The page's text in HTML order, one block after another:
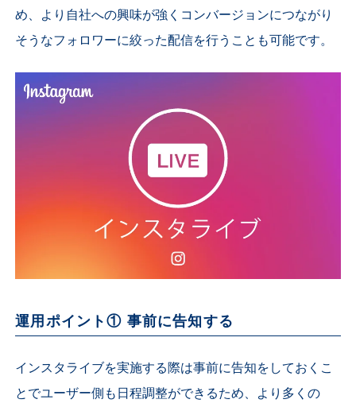
め、より自社への興味が強くコンバージョンにつながり
そうなフォロワーに絞った配信を行うことも可能です。
運用ポイント① 事前に告知する
インスタライブを実施する際は事前に告知をしておくこ
とでユーザー側も日程調整ができるため、より多くの